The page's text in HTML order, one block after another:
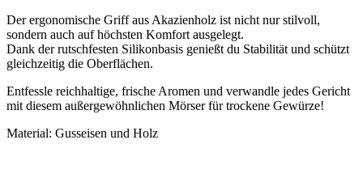
Der ergonomische Griff aus Akazienholz ist nicht nur stilvoll,
sondern auch auf höchsten Komfort ausgelegt.
Dank der rutschfesten Silikonbasis genießt du Stabilität und schützt
gleichzeitig die Oberflächen.
Entfessle reichhaltige, frische Aromen und verwandle jedes Gericht
mit diesem außergewöhnlichen Mörser für trockene Gewürze!
Material: Gusseisen und Holz